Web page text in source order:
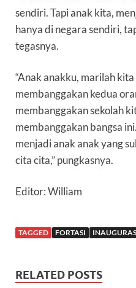
sendiri. Tapi anak kita,
hanya di negara sendiri,
tegasnya.
“Anak anakku, marilah
membanggakan kedua
membanggakan sekolah
membanggakan bangsa
menjadi anak anak yang
cita cita,” pungkasnya.
Editor: William
TAGGED FORTASI
RELATED POSTS